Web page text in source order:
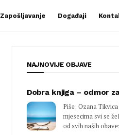
Zapošljavanje Događaji
NAJNOVIJE OBJAVE
Dobra knjiga – odmor
Piše: Ozana
mjesecima svi se
od svih naših